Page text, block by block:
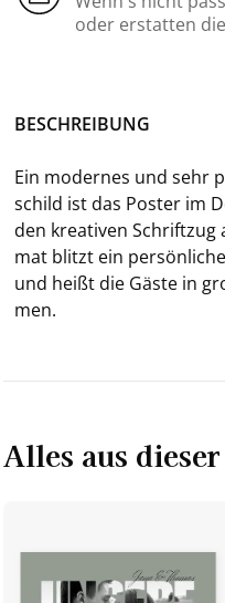
oder erstatten
BE­SCHREI­BUNG
Ein mo­der­nes und sehr
schild ist das Pos­ter im
den krea­ti­ven
mat blitzt ein
und heißt die Gäste in
men.
Alles aus